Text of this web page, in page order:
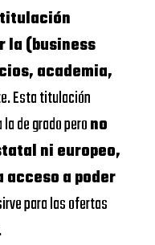
la (business
academia,
Esta titulación
de grado perono
ni europeo,
a poder
para las ofertas